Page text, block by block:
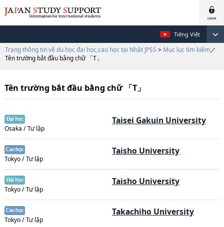
Tiếng Việt
Trang thông tin về du học đại học,cao học tại Nhật JPSS > Mục lục tìm kiếm ／
Tên trường bắt đầu bằng chữ 「T」
Tên trường bắt đầu bằng chữ 「T」
Osaka / Tư lập
Taisei Gakuin University
Tokyo / Tư lập
Taisho University
Tokyo / Tư lập
Taisho University
Tokyo / Tư lập
Takachiho University